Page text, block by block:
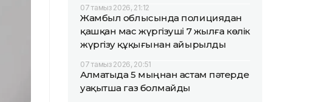
07 тамыз 2026, 21:12
Жамбыл облысында полициядан
қашқан мас жүргізуші 7 жылға көлік
жүргізу құқығынан айырылды
07 тамыз 2026, 20:51
Алматыда 5 мыңнан астам пәтерде
уақытша газ болмайды